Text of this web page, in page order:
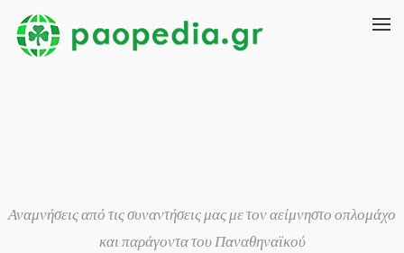
Αναμνήσεις από τις συναντήσεις μας με τον αείμνηστο οπλομάχο
και παράγοντα του Παναθηναϊκού